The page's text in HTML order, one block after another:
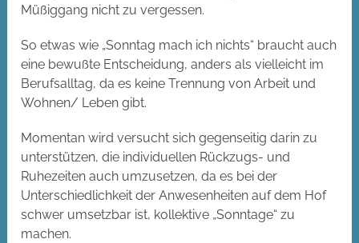
Müßiggang nicht zu vergessen.
So etwas wie „Sonntag mach ich nichts“ braucht auch
eine bewußte Entscheidung, anders als vielleicht im
Berufsalltag, da es keine Trennung von Arbeit und
Wohnen/ Leben gibt.
Momentan wird versucht sich gegenseitig darin zu
unterstützen, die individuellen Rückzugs- und
Ruhezeiten auch umzusetzen, da es bei der
Unterschiedlichkeit der Anwesenheiten auf dem Hof
schwer umsetzbar ist, kollektive „Sonntage“ zu
machen.